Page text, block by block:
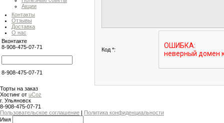
Акции
Контакты
Отзывы
Доставка
О нас
Вконтакте
8-908-475-07-71
8-908-475-07-71
Код *:
Торты на заказ
Хостинг от uCoz
г. Ульяновск
8-908-475-07-71
Пользовательское соглашение | Политика конфиденциальности
Имя